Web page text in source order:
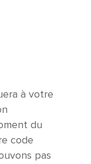
à votre
du
code
pas